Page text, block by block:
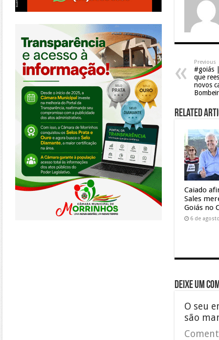
Previous
#goiás
que
novos
Related
Caiado
Sales
Goiás no
6 de
Deixe um
O seu
são
https://morrinhos.go.leg.br/